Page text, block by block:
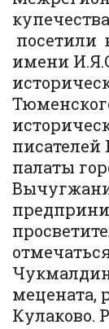
посетили
имени
писателей
палаты
мецената,
Кулаково.